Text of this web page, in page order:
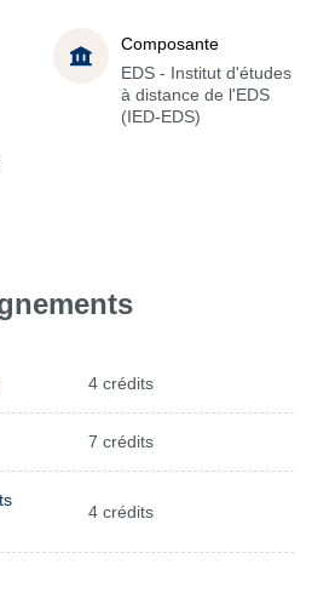
Composante
EDS - Institut d'études
à distance de l'EDS
(IED-EDS)
4 crédits
7 crédits
4 crédits